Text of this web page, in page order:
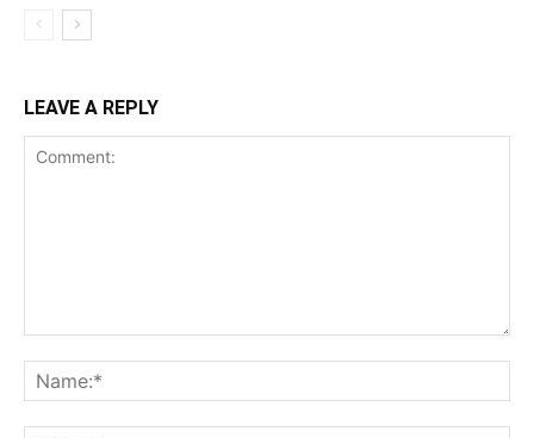
LEAVE A REPLY